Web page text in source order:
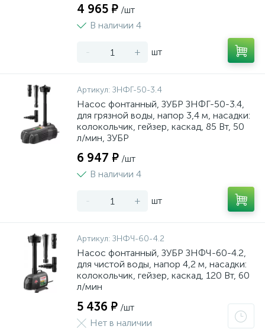
4 965 ₽ /шт
В наличии 4
- + шт
Артикул: ЗНФГ-50-3.4
Насос фонтанный, ЗУБР ЗНФГ-50-3.4,
для грязной воды, напор 3,4 м, насадки:
колокольчик, гейзер, каскад, 85 Вт, 50
л/мин, ЗУБР
6 947 ₽ /шт
В наличии 4
- + шт
Артикул: ЗНФЧ-60-4.2
Насос фонтанный, ЗУБР ЗНФЧ-60-4.2,
для чистой воды, напор 4,2 м, насадки:
колокольчик, гейзер, каскад, 120 Вт, 60
л/мин
5 436 ₽ /шт
Нет в наличии